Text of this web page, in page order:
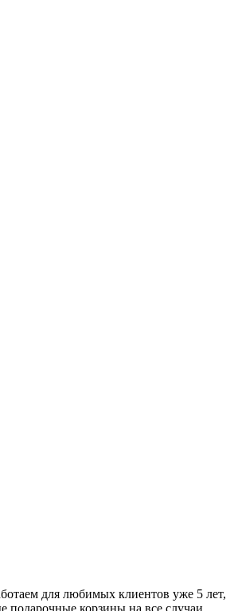
для любимых клиентов уже 5 лет,
подарочные корзины на все случаи